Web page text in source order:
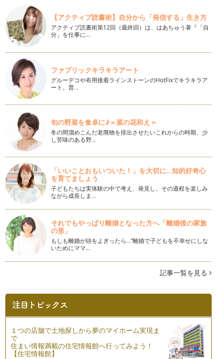
あなたの頭痛、歯を食いしばり過ぎていませんか？
1日重たい気持ちになる頭痛。 現代病の一つでもあり、頭痛や
片頭痛に悩む人も少なくあ…
座り方を変えるだけで下腹ポッコリ解消
産後、どうしても気になるのがお腹まわり。 特に下腹部。 ポ
チャッとしたまま…
むくみバイバイ美脚になるマスターストレッチ
多くの女性が悩むむくみ。 産前産後はもちろん、切っても切
れないのがむくみですね。 …
マスターストレッチで背面を伸ばそう
産前はお腹の赤ちゃんをかばうように、 …
他では教えてくれない産前産後の自転車にまつわる話
ボディコンシェルジュMariです。 今回はコアの引き締めエク
ササイズについて書くつ…
コアを引き締めよう
前回は「コア」とはなにかというお話と誰でも簡単に出来るコ
アの鍛え方を書かせて頂きました。 …
コアって？
ちまたでよく聞く「コア」ってなんでしょう？ 便利なウィキ
ペデ…
ピラティスとヨガの違いって？
ママのスパイン（脊椎）タイプ2
前回腰椎のことでお話ししたのですが、スパインタイプは腰椎
ママのスパイン（脊椎）タイプ
ママは妊娠するとお腹のベビーの成長に伴いお腹がせり出し、
腰椎はお腹をフォローしようといつも…
【アクティブ読書術】自分から「発信する」生き方
アクティブ読書術第12回（最終回）は、はあちゅう著『「自
分」を仕事に…
ファブリックキラキラアート
グルーデコや布用接着ラインストーンのHotFixでキラキラア
ート。普…
旬の野菜を食卓に♪＝菜の花和え＝
冬の間溜めこんだ老廃物を排出させたいこれからの時期、少
し苦味のある野…
「いいことおもいついた！」を大切に...知的好奇心
を育てましょう
子どもたちは実体験の中で考え、発見し、その過程を楽しみ
ながら成長しま…
それでもやっぱり離婚となった方へ「離婚後の家族
の形」
もしも離婚が頭をよぎったら…“離婚で子どもを不幸せにしな
いためにママ…
記事一覧を見る
１つの店舗で土地探しから夢のマイホーム実現ま
で
住まい情報満載の住宅情報館へ行ってみよう！
【住宅情報館】